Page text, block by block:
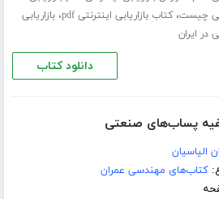
چیست،کتاب بازاریابی اینترنتی pdf ،بازاریابی
در ایران
دانلود کتاب
پساب‌های صنعتی
الیاسیان
کتاب‌های مهندسی عمران